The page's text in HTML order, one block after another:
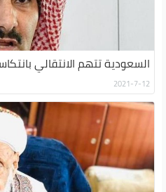
السعودية تتهم الانتقالي
2021-7-12